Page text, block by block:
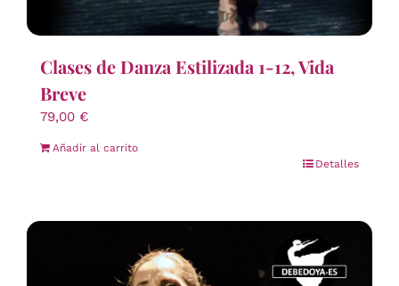
Clases de Danza Estilizada 1-12, Vida
Breve
79,00 €
Añadir al carrito
Detalles